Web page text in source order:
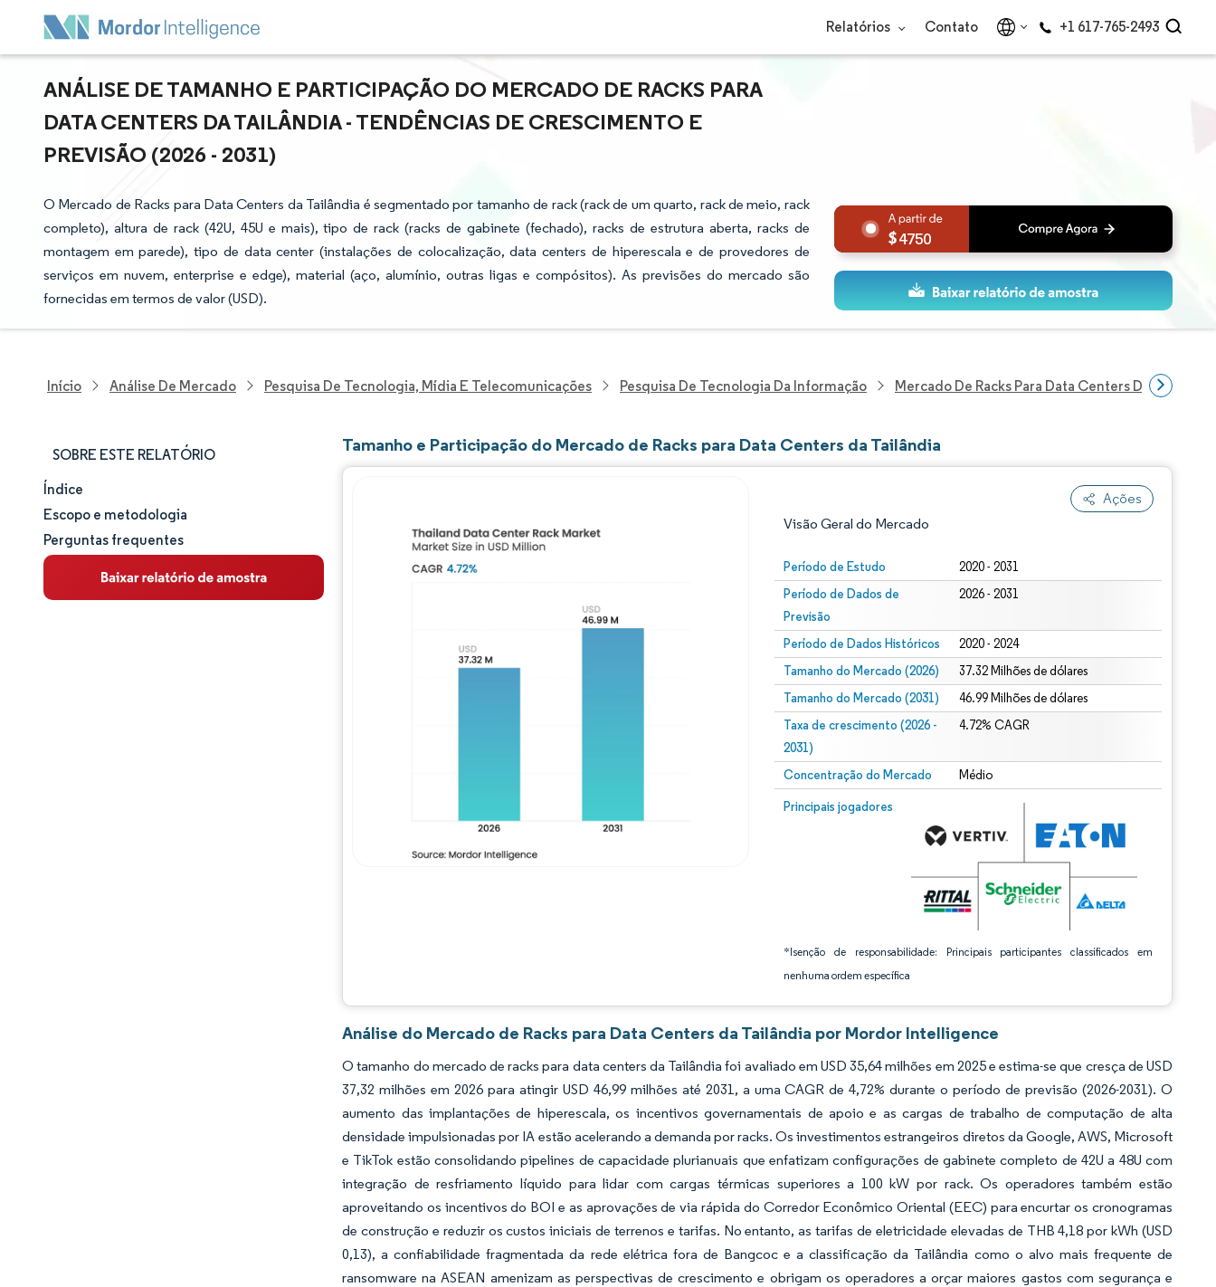
Relatórios Contato +1 617-765-2493
ANÁLISE DE TAMANHO E PARTICIPAÇÃO DO MERCADO DE RACKS PARA
DATA CENTERS DA TAILÂNDIA - TENDÊNCIAS DE CRESCIMENTO E
PREVISÃO (2026 - 2031)
O Mercado de Racks para Data Centers da Tailândia é segmentado por tamanho de rack (rack de um quarto, rack de meio, rack
completo), altura de rack (42U, 45U e mais), tipo de rack (racks de gabinete (fechado), racks de estrutura aberta, racks de
montagem em parede), tipo de data center (instalações de colocalização, data centers de hiperescala e de provedores de
serviços em nuvem, enterprise e edge), material (aço, alumínio, outras ligas e compósitos). As previsões do mercado são
fornecidas em termos de valor (USD).
4750
Início Análise De Mercado Pesquisa De Tecnologia, Mídia E Telecomunicações Pesquisa De Tecnologia Da Informação Mercado De Racks Para Data Centers Da Tailândia
SOBRE ESTE RELATÓRIO
Tamanho e participação de mercado
Análise de mercado
Tendências e insights
Índice
Escopo e metodologia
Perguntas frequentes
Tamanho e Participação do Mercado de Racks para Data Centers da Tailândia
Ações
Visão Geral do Mercado
Período de Estudo 2020 - 2031
Período de Dados de
Previsão
2026 - 2031
Período de Dados Históricos 2020 - 2024
Tamanho do Mercado (2026) 37.32 Milhões de dólares
Tamanho do Mercado (2031) 46.99 Milhões de dólares
Taxa de crescimento (2026 -
2031)
4.72% CAGR
Concentração do Mercado Médio
Principais jogadores
*Isenção de responsabilidade: Principais participantes classificados em
nenhuma ordem específica
Imagem © Mordor Intelligence. O reuso requer atribuição conforme CC BY 4.0.
Imagem © Mordor Intelligence. O reuso requer atribuição conforme CC BY 4.0.
Análise do Mercado de Racks para Data Centers da Tailândia por Mordor Intelligence
O tamanho do mercado de racks para data centers da Tailândia foi avaliado em USD 35,64 milhões em 2025 e estima-se que cresça de USD
37,32 milhões em 2026 para atingir USD 46,99 milhões até 2031, a uma CAGR de 4,72% durante o período de previsão (2026-2031). O
aumento das implantações de hiperescala, os incentivos governamentais de apoio e as cargas de trabalho de computação de alta
densidade impulsionadas por IA estão acelerando a demanda por racks. Os investimentos estrangeiros diretos da Google, AWS, Microsoft
e TikTok estão consolidando pipelines de capacidade plurianuais que enfatizam configurações de gabinete completo de 42U a 48U com
integração de resfriamento líquido para lidar com cargas térmicas superiores a 100 kW por rack. Os operadores também estão
aproveitando os incentivos do BOI e as aprovações de via rápida do Corredor Econômico Oriental (EEC) para encurtar os cronogramas
de construção e reduzir os custos iniciais de terrenos e tarifas. No entanto, as tarifas de eletricidade elevadas de THB 4,18 por kWh (USD
0,13), a confiabilidade fragmentada da rede elétrica fora de Bangcoc e a classificação da Tailândia como o alvo mais frequente de
ransomware na ASEAN amenizam as perspectivas de crescimento e obrigam os operadores a orçar maiores gastos com segurança e